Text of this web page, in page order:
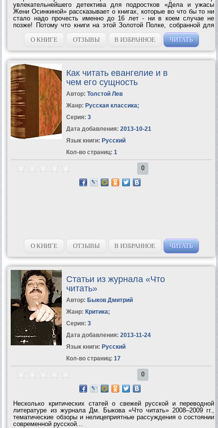
увлекательнейшего детектива для подростков «Дела и ужасы
Жени Осинкиной» рассказывает о книгах, которые во что бы то ни
стало надо прочесть именно до 16 лет - ни в коем случае не
позже! Потому что книги на этой Золотой Полке, собранной для
вас Мариэттой Чудаковой, так хитро написаны, что если вы
опоздаете и...
О КНИГЕ ОТЗЫВЫ В ИЗБРАННОЕ ЧИТАТЬ
Как читать евангелие и в
чем его сущность
Автор: Толстой Лев
Жанр: Русская классика;
Серия: 3
Дата добавления: 2013-10-21
Язык книги: Русский
Кол-во страниц: 1
0
О КНИГЕ ОТЗЫВЫ В ИЗБРАННОЕ ЧИТАТЬ
Статьи из журнала «Что
читать»
Автор: Быков Дмитрий
Жанр: Критика;
Серия: 3
Дата добавления: 2013-11-24
Язык книги: Русский
Кол-во страниц: 17
0
Несколько критических статей о свежей русской и переводной
литературе из журнала Дм. Быкова «Что читать» 2008–2009 гг.,
тематические обзоры и нелицеприятные рассуждения о состоянии
современной русской...